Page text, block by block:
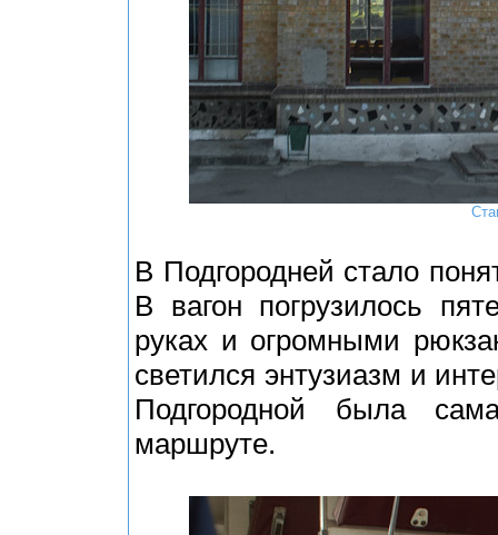
В Подгородней стало
В вагон погрузилось
руках и огромными
светился энтузиазм и
Подгородной была
маршруте.